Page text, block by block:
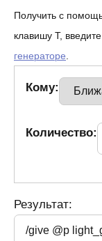
Получить с
клавишу T,
генераторе.
Кому:
Количество:
Результат: